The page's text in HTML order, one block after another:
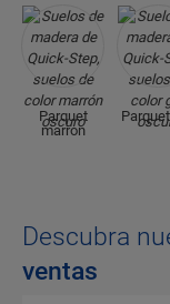
Parquet
marron
Descubra
ventas